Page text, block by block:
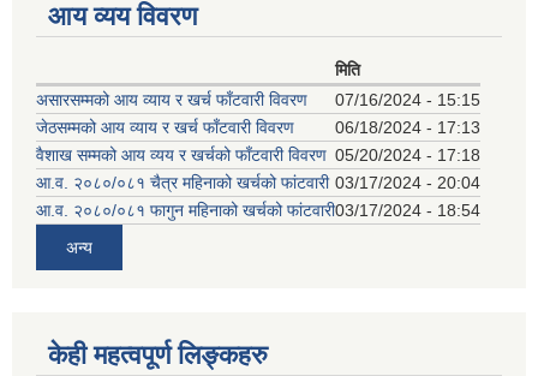
आय व्यय विवरण
मिति
असारसम्मको आय व्याय र खर्च फाँटवारी विवरण
07/16/2024 - 15:15
जेठसम्मको आय व्याय र खर्च फाँटवारी विवरण
06/18/2024 - 17:13
वैशाख सम्मको आय व्यय र खर्चको फाँटवारी विवरण 05/20/2024 - 17:18
आ.व. २०८०/०८१ चैत्र महिनाको खर्चको फांटवारी 03/17/2024 - 20:04
आ.व. २०८०/०८१ फागुन महिनाको खर्चको फांटवारी03/17/2024 - 18:54
अन्य
केही महत्वपूर्ण लिङ्कहरु